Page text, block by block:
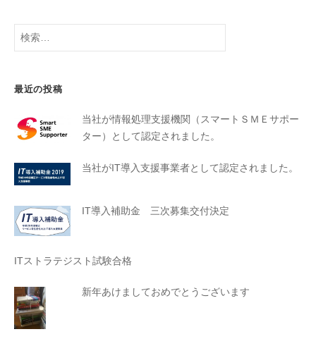
最近の投稿
当社が情報処理支援機関（スマートＳＭＥサポー
ター）として認定されました。
当社がIT導入支援事業者として認定されました。
IT導入補助金 三次募集交付決定
ITストラテジスト試験合格
新年あけましておめでとうございます